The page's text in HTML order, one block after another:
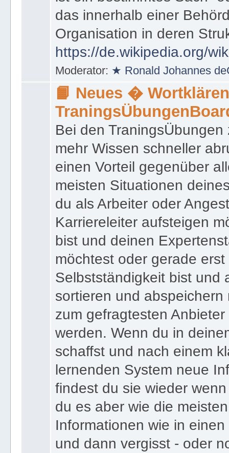
das innerhalb einer
Organisation in deren
https://de.wikipedia.org/
Moderator: ★ Ronald Johannes
📙 Neues �
Bei den
mehr Wissen schneller
einen Vorteil gegenüber
meisten Situationen
du als Arbeiter oder
Karriereleiter aufsteigen
bist und deinen
möchtest oder gerade
Selbstständigkeit bist und
sortieren und
zum gefragtesten
werden. Wenn du in
schaffst und nach einem
lernenden System neue
findest du sie wieder
du es aber wie die
Informationen wie in
und dann vergisst - oder